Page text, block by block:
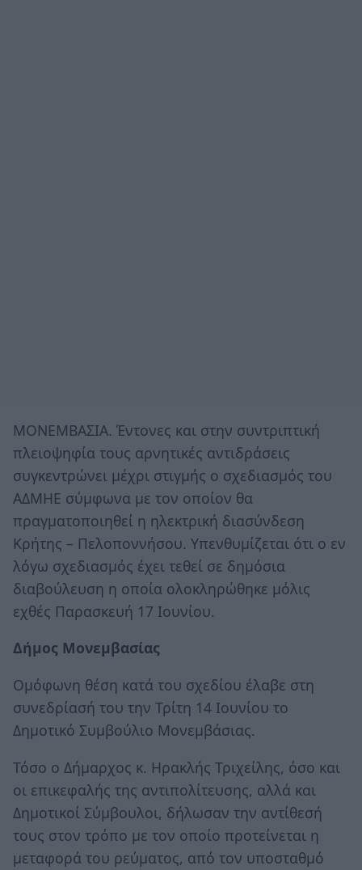
ΜΟΝΕΜΒΑΣΙΑ. Έντονες και στην συντριπτική
πλειοψηφία τους αρνητικές αντιδράσεις
συγκεντρώνει μέχρι στιγμής ο σχεδιασμός του
ΑΔΜΗΕ σύμφωνα με τον οποίον θα
πραγματοποιηθεί η ηλεκτρική διασύνδεση
Κρήτης – Πελοποννήσου. Υπενθυμίζεται ότι ο εν
λόγω σχεδιασμός έχει τεθεί σε δημόσια
διαβούλευση η οποία ολοκληρώθηκε μόλις
εχθές Παρασκευή 17 Ιουνίου.
Δήμος Μονεμβασίας
Ομόφωνη θέση κατά του σχεδίου έλαβε στη
συνεδρίασή του την Τρίτη 14 Ιουνίου το
Δημοτικό Συμβούλιο Μονεμβάσιας.
Τόσο ο Δήμαρχος κ. Ηρακλής Τριχείλης, όσο και
οι επικεφαλής της αντιπολίτευσης, αλλά και
Δημοτικοί Σύμβουλοι, δήλωσαν την αντίθεσή
τους στον τρόπο με τον οποίο προτείνεται η
μεταφορά του ρεύματος, από τον υποσταθμό